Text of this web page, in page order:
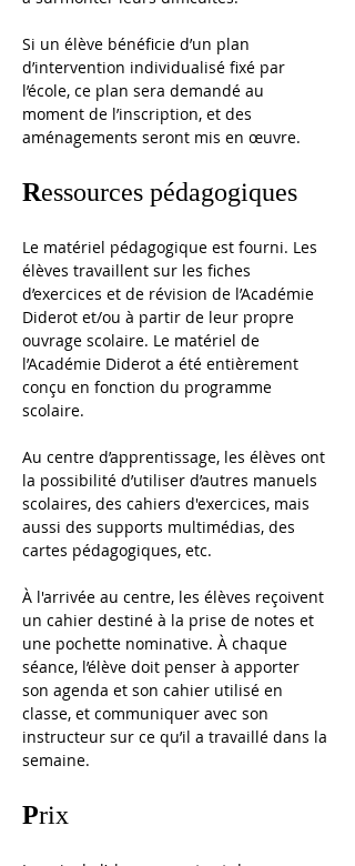
Si un élève bénéficie d’un plan
d’intervention individualisé fixé par
l’école, ce plan sera demandé au
moment de l’inscription, et des
aménagements seront mis en œuvre.
Ressources pédagogiques
Le matériel pédagogique est fourni. Les
élèves travaillent sur les fiches
d’exercices et de révision de l’Académie
Diderot et/ou à partir de leur propre
ouvrage scolaire. Le matériel de
l’Académie Diderot a été entièrement
conçu en fonction du programme
scolaire.
Au centre d’apprentissage, les élèves ont
la possibilité d’utiliser d’autres manuels
scolaires, des cahiers d'exercices, mais
aussi des supports multimédias, des
cartes pédagogiques, etc.
À l'arrivée au centre, les élèves reçoivent
un cahier destiné à la prise de notes et
une pochette nominative. À chaque
séance, l’élève doit penser à apporter
son agenda et son cahier utilisé en
classe, et communiquer avec son
instructeur sur ce qu’il a travaillé dans la
semaine.
Prix